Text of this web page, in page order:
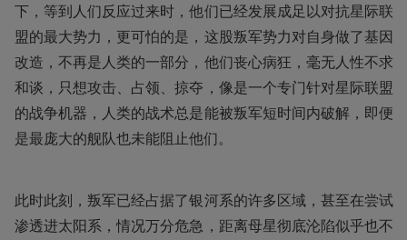
下，等到人们反应过来时，他们已经发展成足以对抗星际联
盟的最大势力，更可怕的是，这股叛军势力对自身做了基因
改造，不再是人类的一部分，他们丧心病狂，毫无人性不求
和谈，只想攻击、占领、掠夺，像是一个专门针对星际联盟
的战争机器，人类的战术总是能被叛军短时间内破解，即便
是最庞大的舰队也未能阻止他们。
此时此刻，叛军已经占据了银河系的许多区域，甚至在尝试
渗透进太阳系，情况万分危急，距离母星彻底沦陷似乎也不